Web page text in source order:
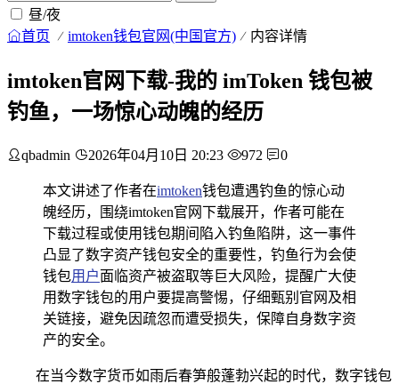
昼/夜
首页 imtoken钱包官网(中国官方) 内容详情
imtoken官网下载-我的 imToken 钱包被
钓鱼，一场惊心动魄的经历
qbadmin 2026年04月10日 20:23 972 0
本文讲述了作者在imtoken钱包遭遇钓鱼的惊心动
魄经历，围绕imtoken官网下载展开，作者可能在
下载过程或使用钱包期间陷入钓鱼陷阱，这一事件
凸显了数字资产钱包安全的重要性，钓鱼行为会使
钱包用户面临资产被盗取等巨大风险，提醒广大使
用数字钱包的用户要提高警惕，仔细甄别官网及相
关链接，避免因疏忽而遭受损失，保障自身数字资
产的安全。
在当今数字货币如雨后春笋般蓬勃兴起的时代，数字钱包